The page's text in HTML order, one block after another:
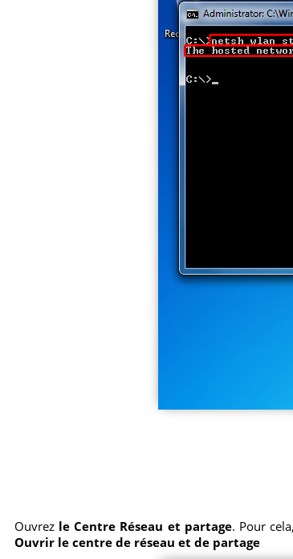
Ouvrez le Centre Réseau et partage. Pour
Ouvrir le centre de réseau et de partage